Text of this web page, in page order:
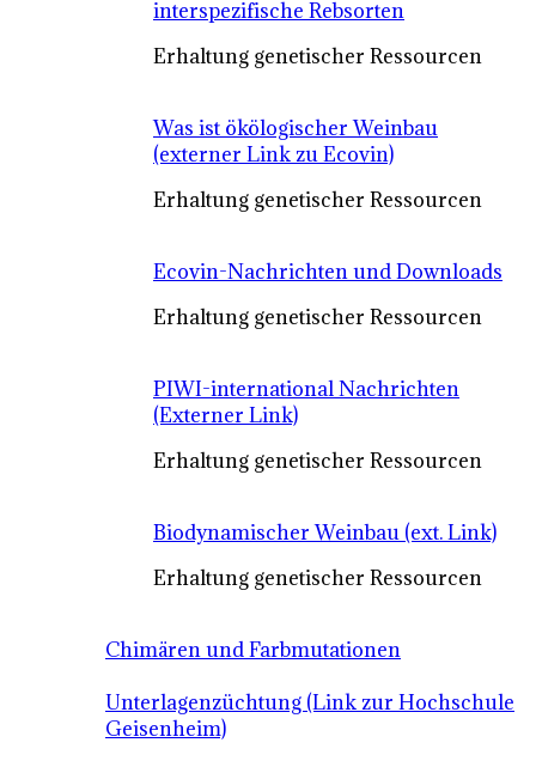
interspezifische Rebsorten
Erhaltung genetischer Ressourcen
Was ist ökölogischer Weinbau
(externer Link zu Ecovin)
Erhaltung genetischer Ressourcen
Ecovin-Nachrichten und Downloads
Erhaltung genetischer Ressourcen
PIWI-international Nachrichten
(Externer Link)
Erhaltung genetischer Ressourcen
Biodynamischer Weinbau (ext. Link)
Erhaltung genetischer Ressourcen
Chimären und Farbmutationen
Unterlagenzüchtung (Link zur Hochschule
Geisenheim)